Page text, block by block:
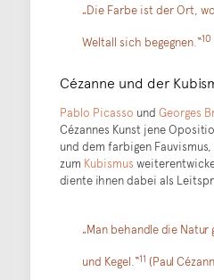
„Die Farbe ist der Ort,
Weltall sich begegnen.“10
Cézanne und der
Pablo Picasso und Georges
Cézannes Kunst jene
und dem farbigen
zum Kubismus
diente ihnen dabei als
„Man behandle die Natur
und Kegel.“11 (Paul